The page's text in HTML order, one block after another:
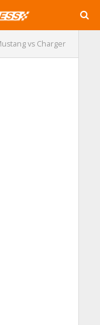
vs Charger